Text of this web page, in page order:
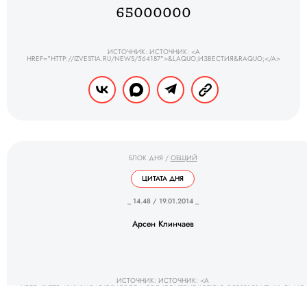
65000000
ИСТОЧНИК: ИСТОЧНИК: <A
HREF="HTTP://IZVESTIA.RU/NEWS/564187">&LAQUO;ИЗВЕСТИЯ&RAQUO;</A>
БЛОК ДНЯ / ОБЩИЙ
ЦИТАТА ДНЯ
_ 14.48 / 19.01.2014 _
Арсен Клинчаев
ИСТОЧНИК: ИСТОЧНИК: <A
HREF="HTTP://WWW.RADIOSVOBODA.ORG/CONTENT/ARTICLE/25239158.HTML">РАДІО